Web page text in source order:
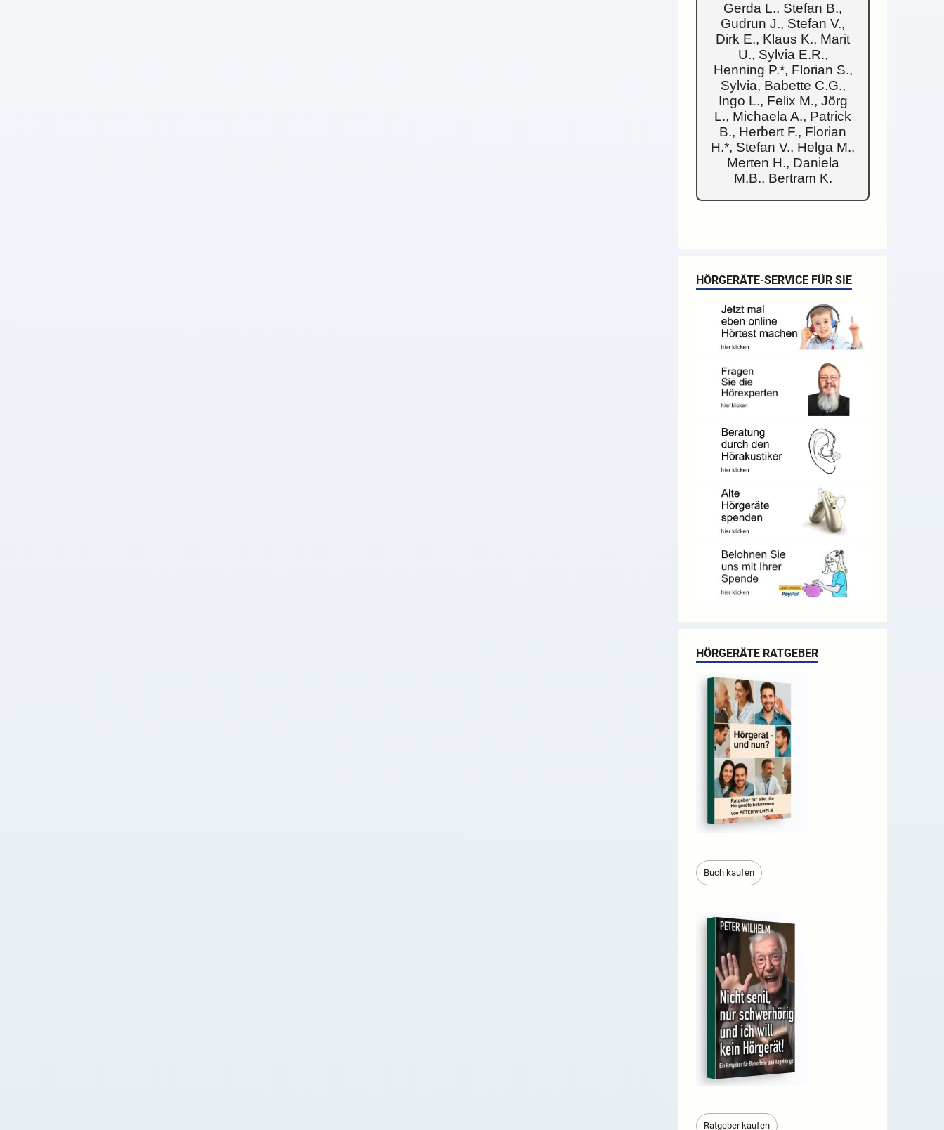
Gerda L., Stefan B.,
Gudrun J., Stefan V.,
Dirk E., Klaus K., Marit
U., Sylvia E.R.,
Henning P.*, Florian S.,
Sylvia, Babette C.G.,
Ingo L., Felix M., Jörg
L., Michaela A., Patrick
B., Herbert F., Florian
H.*, Stefan V., Helga M.,
Merten H., Daniela
M.B., Bertram K.
HÖRGERÄTE-SERVICE FÜR SIE
HÖRGERÄTE RATGEBER
Buch kaufen
Ratgeber kaufen